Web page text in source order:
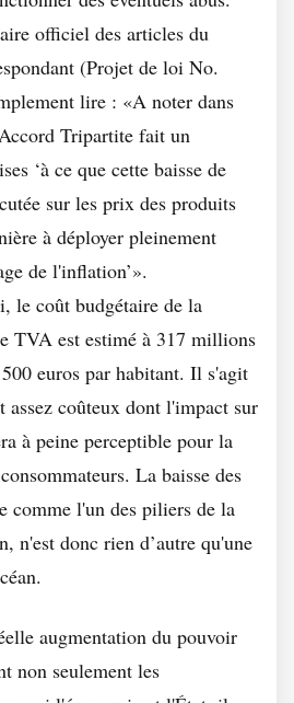
officiel des articles du
(Projet de loi No.
lire : «A noter dans
Tripartite fait un
‘à ce que cette baisse de
sur les prix des produits
à déployer pleinement
de l'inflation’».
le coût budgétaire de la
TVA est estimé à 317 millions
euros par habitant. Il s'agit
assez coûteux dont l'impact sur
à peine perceptible pour la
La baisse des
comme l'un des piliers de la
n'est donc rien d’autre qu'une
augmentation du pouvoir
non seulement les